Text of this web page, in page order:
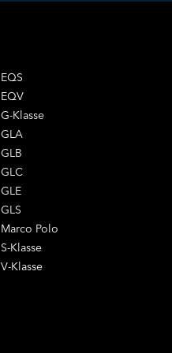
EQS
EQV
G-Klasse
GLA
GLB
GLC
GLE
GLS
Marco Polo
S-Klasse
V-Klasse